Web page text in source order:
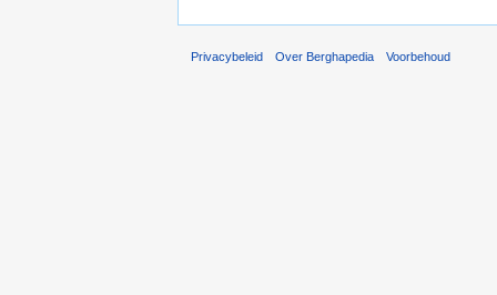
Privacybeleid Over Berghapedia Voorbehoud